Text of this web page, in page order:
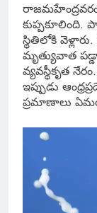
స్థితిలోకి
మృత్యువాత
వ్యవస్థీకృత
ఇప్పుడు
ప్రమాణాలు